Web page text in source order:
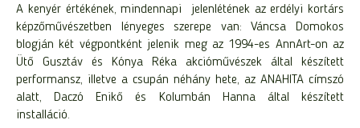
A kenyér értékének, mindennapi jelenlétének az erdélyi kortárs
képzőművészetben lényeges szerepe van: Váncsa Domokos
blogján két végpontként jelenik meg az 1994-es AnnArt-on az
Ütő Gusztáv és Kónya Réka akcióművészek által készített
performansz, illetve a csupán néhány hete, az ANAHITA címszó
alatt, Daczó Enikő és Kolumbán Hanna által készített
installáció.